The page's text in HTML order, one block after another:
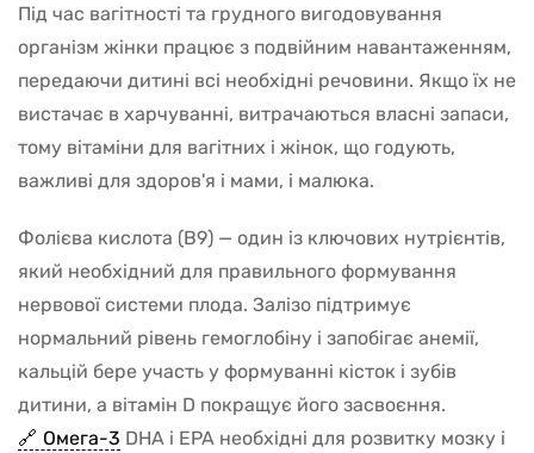
Під час вагітності та грудного вигодовування
організм жінки працює з подвійним навантаженням,
передаючи дитині всі необхідні речовини. Якщо їх не
вистачає в харчуванні, витрачаються власні запаси,
тому вітаміни для вагітних і жінок, що годують,
важливі для здоров'я і мами, і малюка.
Фолієва кислота (B9) — один із ключових нутрієнтів,
який необхідний для правильного формування
нервової системи плода. Залізо підтримує
нормальний рівень гемоглобіну і запобігає анемії,
кальцій бере участь у формуванні кісток і зубів
дитини, а вітамін D покращує його засвоєння.
Омега-3 DHA і EPA необхідні для розвитку мозку і